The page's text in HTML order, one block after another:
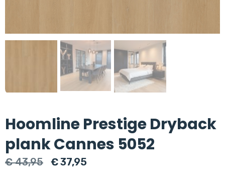
Hoomline Prestige Dryback
plank Cannes 5052
€43,95
Oorspronkelijke
€37,95